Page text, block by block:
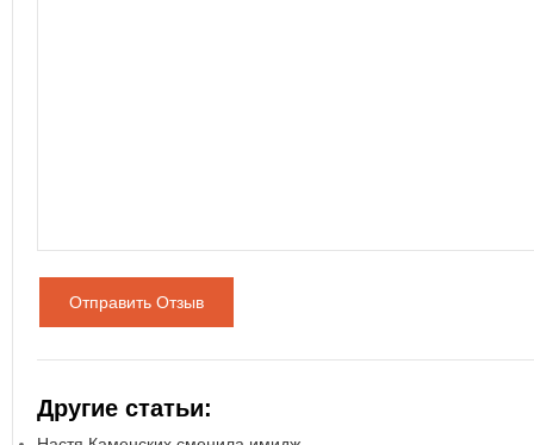
Отправить Отзыв
Другие статьи: